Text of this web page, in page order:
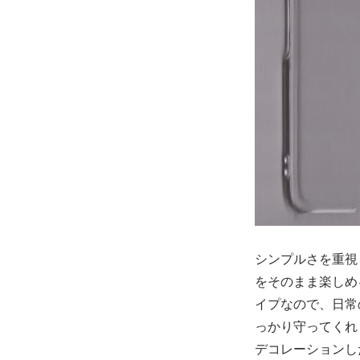
シンプルさを重
をそのまま楽し
イプなので、日
っかり守ってく
デコレーション